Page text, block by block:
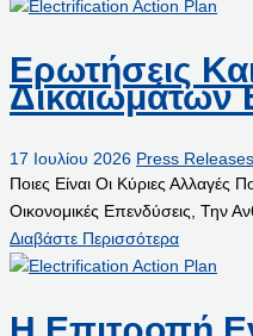
Ερωτήσεις
17 Ιουλίου 2026 Press
Ποιες Είναι Οι Κύριες
Οικονομικές Επενδύσεις, Την
Διαβάστε Περισσότερα